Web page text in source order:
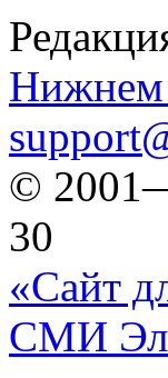
Нижнем
©
30
«Сайт
СМИ Эл